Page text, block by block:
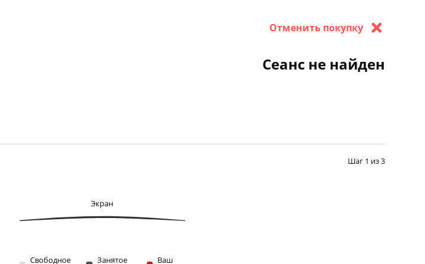
Отменить покупку
Сеанс не найден
Шаг 1 из 3
Экран
Свободное Занятое Ваш